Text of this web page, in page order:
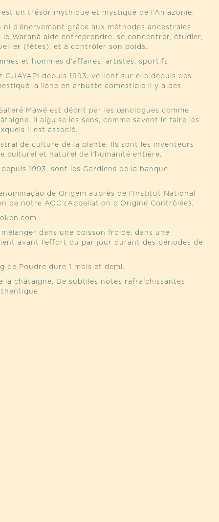
un trésor mythique et mystique de l’Amazonie.
d’énervement grâce aux méthodes ancestrales
Waranà aide entreprendre, se concentrer, étudier,
(fêtes), et à contrôler son poids.
et hommes d’affaires, artistes, sportifs.
depuis 1993, veillent sur elle depuis des
la liane en arbuste comestible il y a des
Mawé est décrit par les œnologues comme
Il aiguise les sens, comme savent le faire les
il est associé.
de culture de la plante. Ils sont les inventeurs
culturel et naturel de l’humanité entière.
1993, sont les Gardiens de la banque
de Origem auprès de l’Institut National
de notre AOC (Appellation d’Origine Contrôlée).
dans une boisson froide, dans une
avant l’effort ou par jour durant des périodes de
de Poudre dure 1 mois et demi.
la châtaigne. De subtiles notes rafraîchissantes